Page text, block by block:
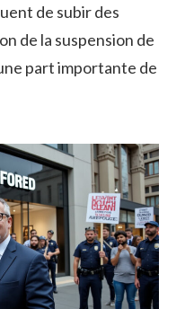
de subir des
de la suspension de
part importante de